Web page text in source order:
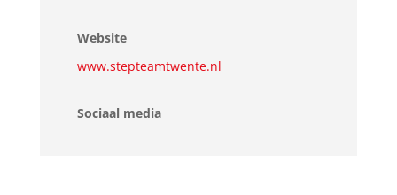
Website
www.stepteamtwente.nl
Sociaal media